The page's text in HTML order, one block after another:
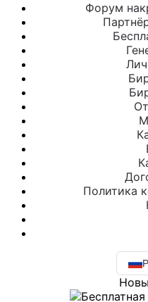
Форум
Политика